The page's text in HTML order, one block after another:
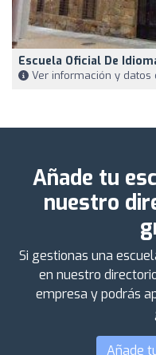
Escuela Oficial De
Ver información y datos
Añade tu
nuestro
Si gestionas una
en nuestro
empresa y podrás
Añade